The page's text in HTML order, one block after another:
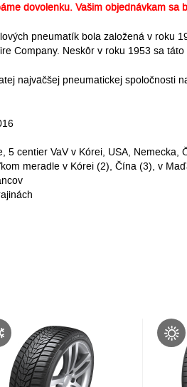
dovolenku. Vašim objednávkam
pneumatík bola založená v roku
Company. Neskôr v roku 1953 sa
najväčšej pneumatickej spoločnosti
centier VaV v Kórei, USA, Nemecka,
meradle v Kórei (2), Čína (3), v